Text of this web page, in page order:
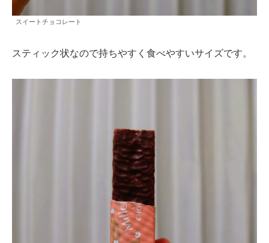
スイートチョコレート
スティック状なので持ちやすく食べやすいサイズです。